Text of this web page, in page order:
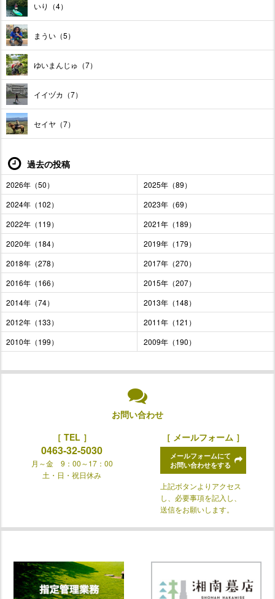
いり（4）
まうい（5）
ゆいまんじゅ（7）
イイヅカ（7）
セイヤ（7）
過去の投稿
2026年（50）
2025年（89）
2024年（102）
2023年（69）
2022年（119）
2021年（189）
2020年（184）
2019年（179）
2018年（278）
2017年（270）
2016年（166）
2015年（207）
2014年（74）
2013年（148）
2012年（133）
2011年（121）
2010年（199）
2009年（190）
お問い合わせ
［ TEL ］
0463-32-5030
月～金 9：00～17：00
土・日・祝日休み
［ メールフォーム ］
メールフォームにて
お問い合わせをする
上記ボタンよりアクセス
し、必要事項を記入し、
送信をお願いします。